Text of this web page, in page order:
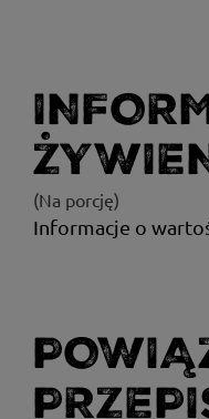
(Na porcję)
Informacje o